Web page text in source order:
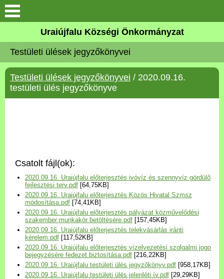
Köszöntő
Elérhetőségek
Uraiújfalu
Választási információk
Versenyképes Járások
Program
Települési Arculati
Kézikönyv
Hírek
Uraiújfalu Községi Önkormányzat
Testületi ülések jegyzőkönyvei
Testületi ülések jegyzőkönyvei / 2020.09.16.
testületi ülés jegyzőkönyve
Csatolt fájl(ok):
2020.09.16. Uraiújfalu előterjesztés ivóvíz és szennyvíz gördülő
fejlesztési terv.pdf [64,75KB]
2020.09.16. Uraiújfalu előterjesztés Közös Hivatal Szmsz
módosítása.pdf [74,41KB]
2020.09.16. Uraiújfalu előterjesztés pályázat közművelődési
szakember munkakör betöltésére.pdf [157,45KB]
2020.09.16. Uraiújfalu előterjesztés telekvásárlás iránti
kérelem.pdf [117,52KB]
2020.09.16. Uraiújfalu előterjesztés vízelvezetési szolgalmi jogo
bejegyzésére fedezet biztosítása.pdf [216,22KB]
2020.09.16. Uraiújfalu testületi ülés jegyzőkönyv.pdf [958,17KB]
2020.09.16. Uraiújfalu testületi ülés jelenléti ív.pdf [29,29KB]